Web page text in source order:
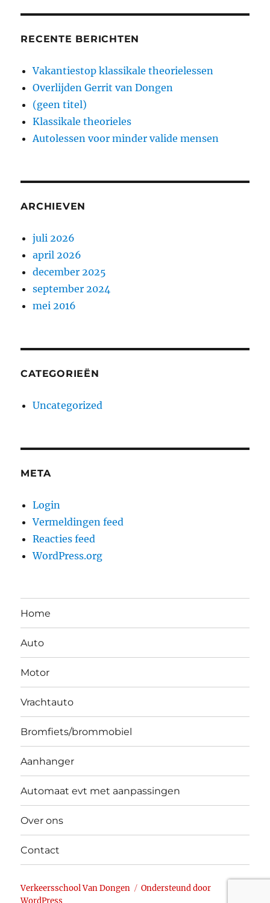
RECENTE BERICHTEN
Vakantiestop klassikale theorielessen
Overlijden Gerrit van Dongen
(geen titel)
Klassikale theorieles
Autolessen voor minder valide mensen
ARCHIEVEN
juli 2026
april 2026
december 2025
september 2024
mei 2016
CATEGORIEËN
Uncategorized
META
Login
Vermeldingen feed
Reacties feed
WordPress.org
Home
Auto
Motor
Vrachtauto
Bromfiets/brommobiel
Aanhanger
Automaat evt met aanpassingen
Over ons
Contact
Verkeersschool Van Dongen
Ondersteund door
WordPress